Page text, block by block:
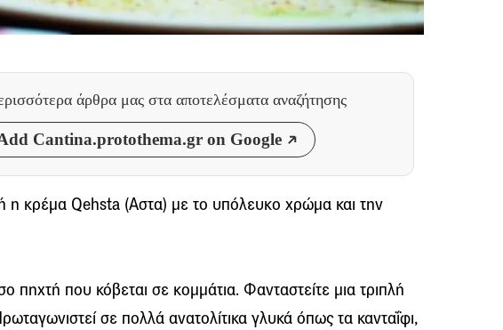
άρθρα μας στα αποτελέσματα αναζήτησης
Cantina.protothema.gr on Google
η κρέµα Qehsta (Αστα) µε το υπόλευκο χρώµα και την
πηχτή που κόβεται σε κοµµάτια. Φανταστείτε µια τριπλή
σε πολλά ανατολίτικα γλυκά όπως τα κανταΐφι,